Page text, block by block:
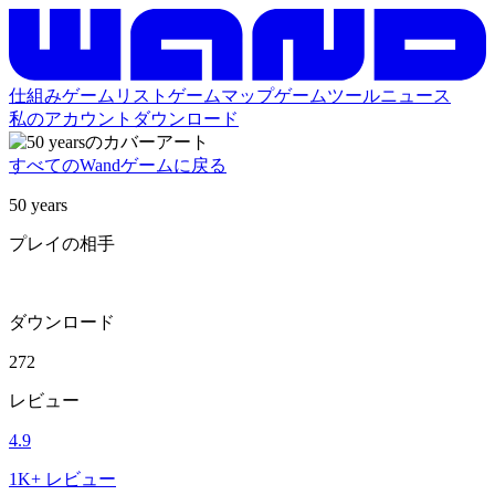
仕組みゲームリスト ゲームマップゲームツールニュース
私のアカウント ダウンロード
すべてのWandゲームに戻る
50 years
プレイの相手
ダウンロード
272
レビュー
4.9
1K+ レビュー